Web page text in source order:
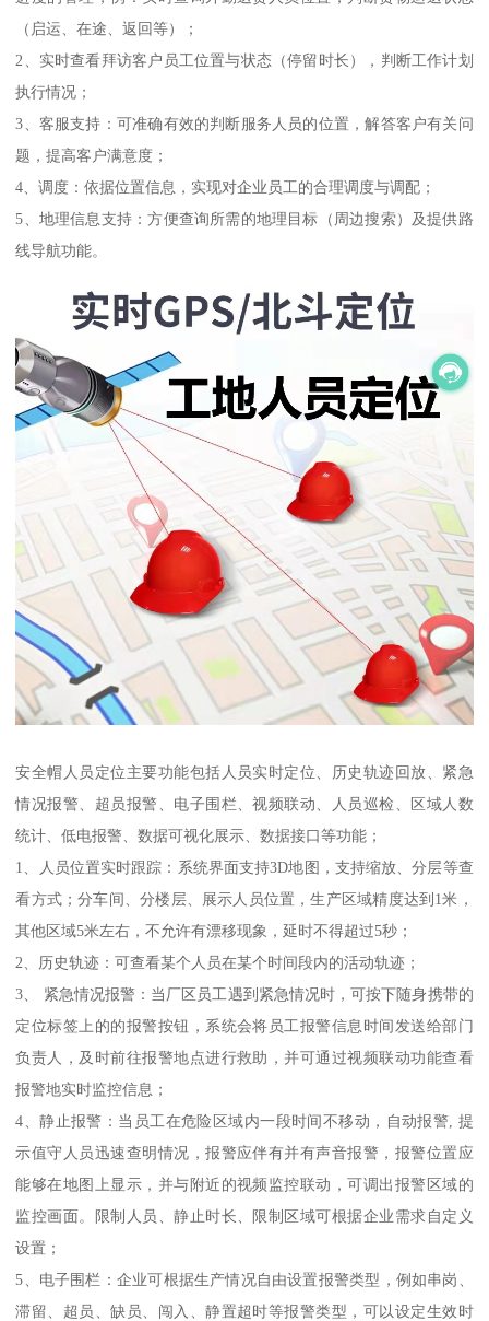
（启运、在途、返回等）；
2、实时查看拜访客户员工位置与状态（停留时长），判断工作计划
执行情况；
3、客服支持：可准确有效的判断服务人员的位置，解答客户有关问
题，提高客户满意度；
4、调度：依据位置信息，实现对企业员工的合理调度与调配；
5、地理信息支持：方便查询所需的地理目标（周边搜索）及提供路
线导航功能。
安全帽人员定位主要功能包括人员实时定位、历史轨迹回放、紧急
情况报警、超员报警、电子围栏、视频联动、人员巡检、区域人数
统计、低电报警、数据可视化展示、数据接口等功能；
1、人员位置实时跟踪：系统界面支持3D地图，支持缩放、分层等查
看方式；分车间、分楼层、展示人员位置，生产区域精度达到1米，
其他区域5米左右，不允许有漂移现象，延时不得超过5秒；
2、历史轨迹：可查看某个人员在某个时间段内的活动轨迹；
3、 紧急情况报警：当厂区员工遇到紧急情况时，可按下随身携带的
定位标签上的的报警按钮，系统会将员工报警信息时间发送给部门
负责人，及时前往报警地点进行救助，并可通过视频联动功能查看
报警地实时监控信息；
4、静止报警：当员工在危险区域内一段时间不移动，自动报警, 提
示值守人员迅速查明情况，报警应伴有并有声音报警，报警位置应
能够在地图上显示，并与附近的视频监控联动，可调出报警区域的
监控画面。限制人员、静止时长、限制区域可根据企业需求自定义
设置；
5、电子围栏：企业可根据生产情况自由设置报警类型，例如串岗、
滞留、超员、缺员、闯入、静置超时等报警类型，可以设定生效时